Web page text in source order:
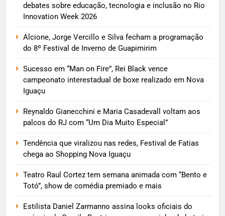
debates sobre educação, tecnologia e inclusão no Rio
Innovation Week 2026
Alcione, Jorge Vercillo e Silva fecham a programação
do 8º Festival de Inverno de Guapimirim
Sucesso em “Man on Fire”, Rei Black vence
campeonato interestadual de boxe realizado em Nova
Iguaçu
Reynaldo Gianecchini e Maria Casadevall voltam aos
palcos do RJ com “Um Dia Muito Especial”
Tendência que viralizou nas redes, Festival de Fatias
chega ao Shopping Nova Iguaçu
Teatro Raul Cortez tem semana animada com “Bento e
Totó”, show de comédia premiado e mais
Estilista Daniel Zarmanno assina looks oficiais do